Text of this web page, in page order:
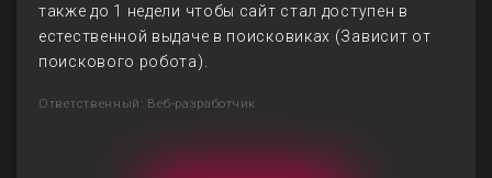
также до 1 недели чтобы сайт стал доступен в
естественной выдаче в поисковиках (Зависит от
поискового робота).
Ответственный: Веб-разработчик